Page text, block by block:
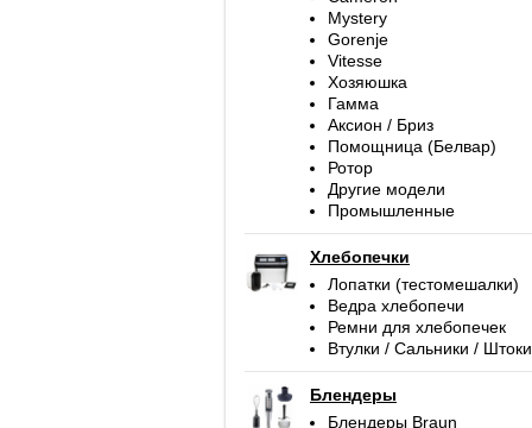
Mystery
Gorenje
Vitesse
Хозяюшка
Гамма
Аксион / Бриз
Помощница (Белвар)
Ротор
Другие модели
Промышленные
Хлебопечки
Лопатки (тестомешалки)
Ведра хлебопечи
Ремни для хлебопечек
Втулки / Сальники / Штоки
Блендеры
Блендеры Braun